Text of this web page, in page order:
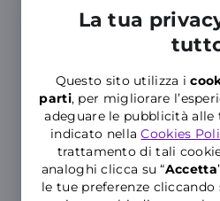
La tua
Questo sito utilizza i
parti, per migliorare
adeguare le pubblicità alle
indicato nellaCookies
trattamento di tali
analoghi clicca su “Accetta
le tue preferenze cliccando
con